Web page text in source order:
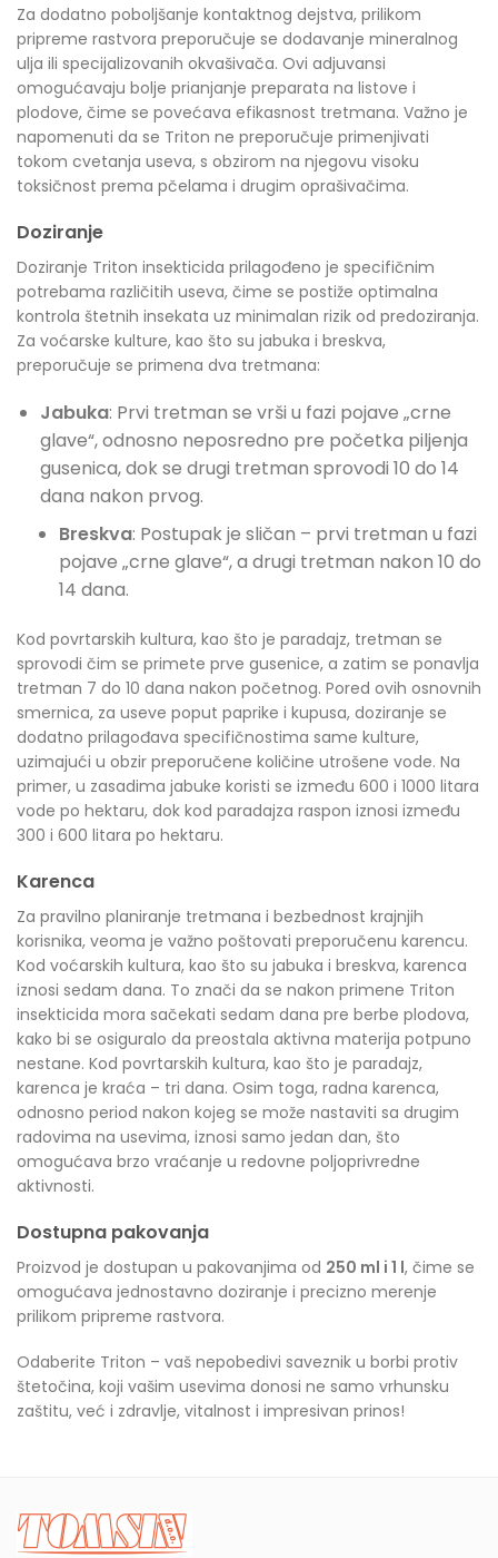
Za dodatno poboljšanje kontaktnog dejstva, prilikom
pripreme rastvora preporučuje se dodavanje mineralnog
ulja ili specijalizovanih okvašivača. Ovi adjuvansi
omogućavaju bolje prianjanje preparata na listove i
plodove, čime se povećava efikasnost tretmana. Važno je
napomenuti da se Triton ne preporučuje primenjivati
tokom cvetanja useva, s obzirom na njegovu visoku
toksičnost prema pčelama i drugim oprašivačima.
Doziranje
Doziranje Triton insekticida prilagođeno je specifičnim
potrebama različitih useva, čime se postiže optimalna
kontrola štetnih insekata uz minimalan rizik od predoziranja.
Za voćarske kulture, kao što su jabuka i breskva,
preporučuje se primena dva tretmana:
Jabuka: Prvi tretman se vrši u fazi pojave „crne
glave“, odnosno neposredno pre početka piljenja
gusenica, dok se drugi tretman sprovodi 10 do 14
dana nakon prvog.
Breskva: Postupak je sličan – prvi tretman u fazi
pojave „crne glave“, a drugi tretman nakon 10 do
14 dana.
Kod povrtarskih kultura, kao što je paradajz, tretman se
sprovodi čim se primete prve gusenice, a zatim se ponavlja
tretman 7 do 10 dana nakon početnog. Pored ovih osnovnih
smernica, za useve poput paprike i kupusa, doziranje se
dodatno prilagođava specifičnostima same kulture,
uzimajući u obzir preporučene količine utrošene vode. Na
primer, u zasadima jabuke koristi se između 600 i 1000 litara
vode po hektaru, dok kod paradajza raspon iznosi između
300 i 600 litara po hektaru.
Karenca
Za pravilno planiranje tretmana i bezbednost krajnjih
korisnika, veoma je važno poštovati preporučenu karencu.
Kod voćarskih kultura, kao što su jabuka i breskva, karenca
iznosi sedam dana. To znači da se nakon primene Triton
insekticida mora sačekati sedam dana pre berbe plodova,
kako bi se osiguralo da preostala aktivna materija potpuno
nestane. Kod povrtarskih kultura, kao što je paradajz,
karenca je kraća – tri dana. Osim toga, radna karenca,
odnosno period nakon kojeg se može nastaviti sa drugim
radovima na usevima, iznosi samo jedan dan, što
omogućava brzo vraćanje u redovne poljoprivredne
aktivnosti.
Dostupna pakovanja
Proizvod je dostupan u pakovanjima od 250 ml i 1 l, čime se
omogućava jednostavno doziranje i precizno merenje
prilikom pripreme rastvora.
Odaberite Triton – vaš nepobedivi saveznik u borbi protiv
štetočina, koji vašim usevima donosi ne samo vrhunsku
zaštitu, već i zdravlje, vitalnost i impresivan prinos!